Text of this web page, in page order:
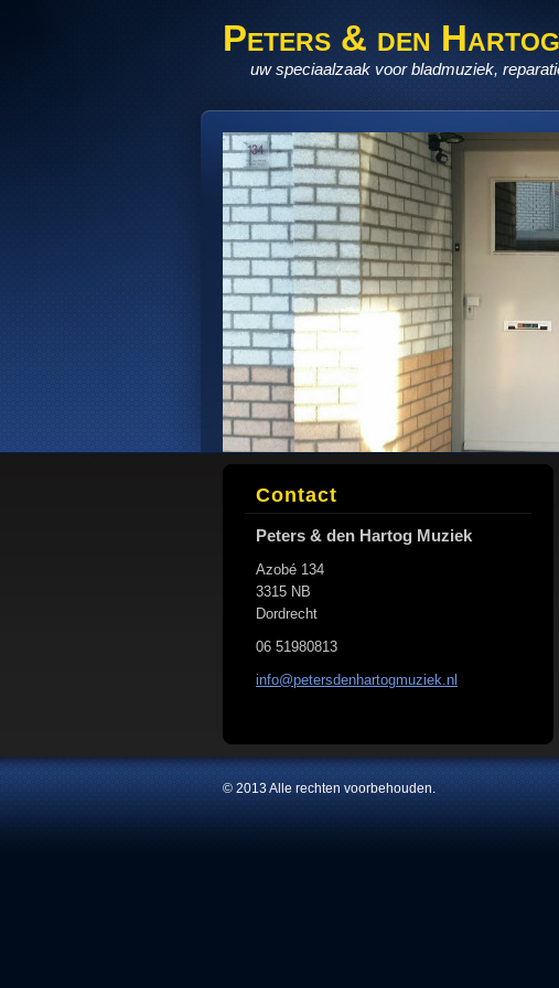
Peters & den
uw speciaalzaak voor bladmuziek,
Contact
Peters & den Hartog Muziek
Azobé 134
3315 NB
Dordrecht
06 51980813
info@petersdenhartogmuziek.nl
© 2013 Alle rechten voorbehouden.